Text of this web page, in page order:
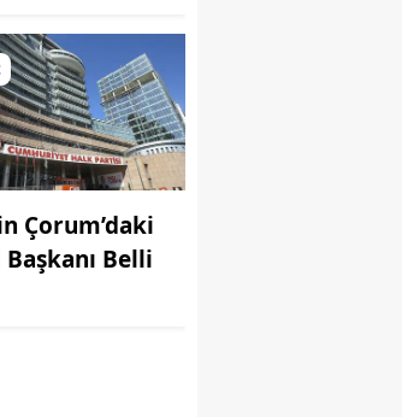
Çorum’daki
Belli